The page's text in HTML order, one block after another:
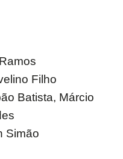
Filho
Batista, Márcio
Simão